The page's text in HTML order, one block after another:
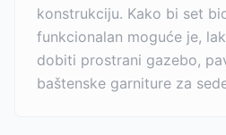
konstrukciju. Kako bi set
funkcionalan moguće je,
dobiti prostrani gazebo,
baštenske garniture za